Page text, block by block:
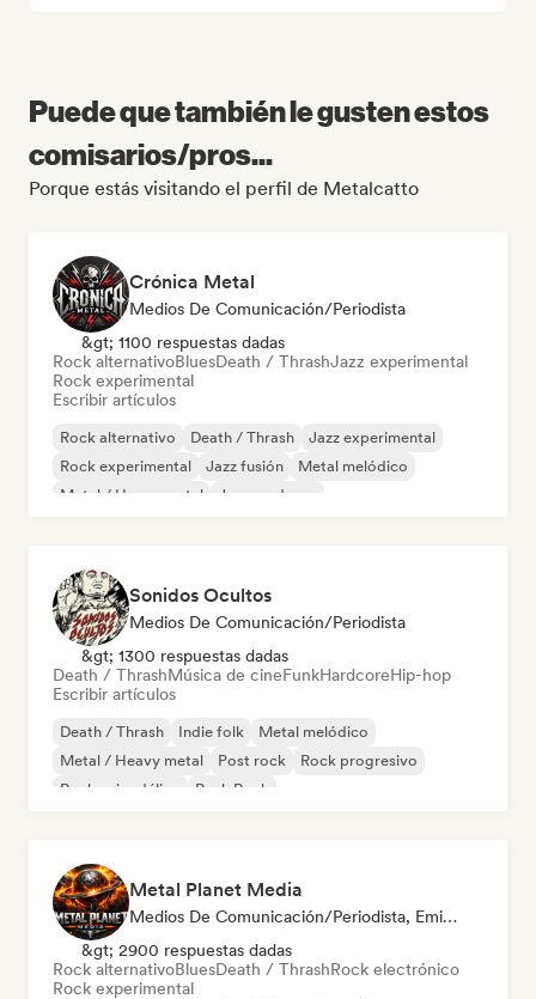
Puede que también le gusten estos
comisarios/pros...
Porque estás visitando el perfil de Metalcatto
Crónica Metal
Medios De Comunicación/Periodista
&gt; 1100 respuestas dadas
Rock alternativoBluesDeath / ThrashJazz experimental
Rock experimental
Escribir artículos
Rock alternativo Death / Thrash
Jazz experimental
Rock experimental
Jazz fusión
Metal melódico
Metal / Heavy metal
Jazz moderno
Sonidos Ocultos
Medios De Comunicación/Periodista
&gt; 1300 respuestas dadas
Death / ThrashMúsica de cineFunkHardcoreHip-hop
Escribir artículos
Death / Thrash Indie folk
Metal melódico
Metal / Heavy metal
Post rock
Rock progresivo
Rock psicodélico
Punk Rock
Metal Planet Media
Medios De Comunicación/Periodista, Emisoras De Radio
&gt; 2900 respuestas dadas
Rock alternativoBluesDeath / ThrashRock electrónico
Rock experimental